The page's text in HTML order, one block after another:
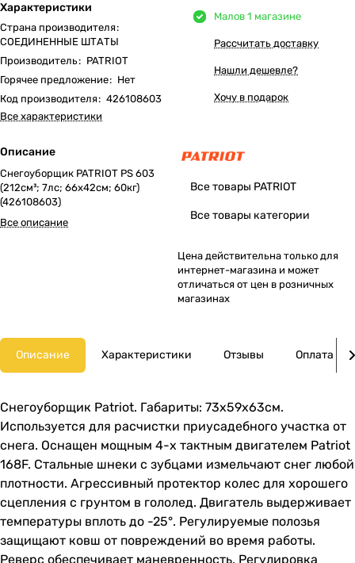
Характеристики
Страна производителя:
СОЕДИНЕННЫЕ ШТАТЫ
Производитель: PATRIOT
Горячее предложение: Нет
Код производителя: 426108603
Все характеристики
Описание
Снегоуборщик PATRIOT PS 603
(212см³; 7лс; 66х42см; 60кг)
(426108603)
Все описание
Малов 1 магазине
Рассчитать доставку
Нашли дешевле?
Хочу в подарок
Все товары PATRIOT
Все товары категории
Цена действительна только для
интернет-магазина и может
отличаться от цен в розничных
магазинах
Описание Характеристики Отзывы Оплата
Снегоуборщик Patriot. Габариты: 73х59х63см.
Используется для расчистки приусадебного участка от
снега. Оснащен мощным 4-х тактным двигателем Patriot
168F. Стальные шнеки с зубцами измельчают снег любой
плотности. Агрессивный протектор колес для хорошего
сцепления с грунтом в гололед. Двигатель выдерживает
температуры вплоть до -25°. Регулируемые полозья
защищают ковш от повреждений во время работы.
Реверс обеспечивает маневренность. Регулировка